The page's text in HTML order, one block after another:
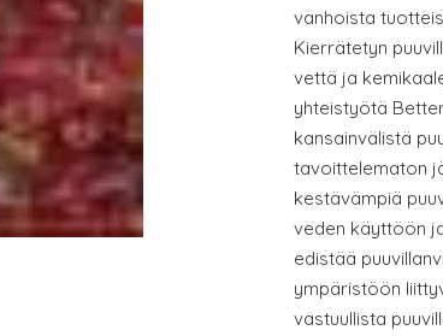
vanhoista
Kierrätetyn
vettä ja
yhteistyötä
kansainvälistä
tavoittelematon
kestävämpiä
veden käyttöön
edistää
ympäristöön
vastuullista